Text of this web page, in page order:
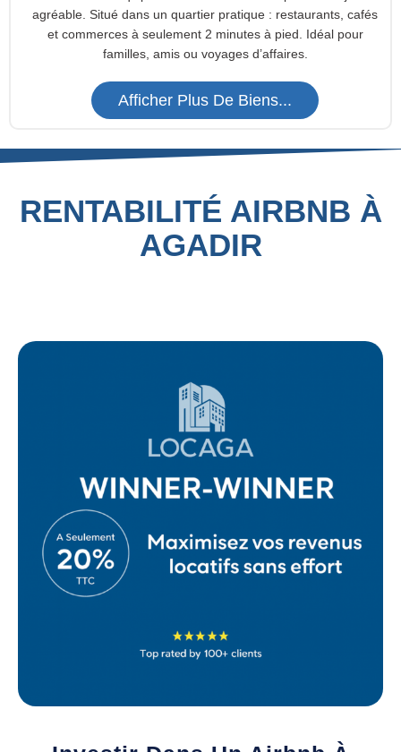
agréable. Situé dans un quartier pratique : restaurants, cafés
et commerces à seulement 2 minutes à pied. Idéal pour
familles, amis ou voyages d’affaires.
Afficher Plus De Biens...
RENTABILITÉ AIRBNB À
AGADIR